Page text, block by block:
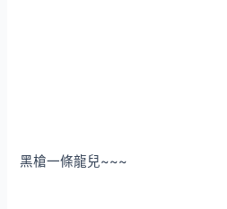
黑槍一條龍兒~~~